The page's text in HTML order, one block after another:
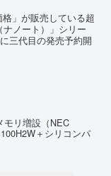
」が販売している超
ノート）」シリー
三代目の発売予約開
モリ増設（NEC
＋シリコンパ